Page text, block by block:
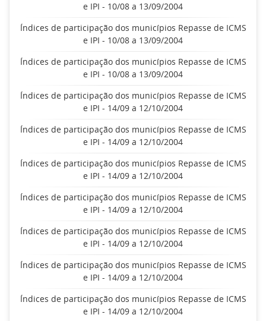
e IPI - 10/08 a 13/09/2004
Índices de participação dos municípios Repasse de ICMS
e IPI - 10/08 a 13/09/2004
Índices de participação dos municípios Repasse de ICMS
e IPI - 10/08 a 13/09/2004
Índices de participação dos municípios Repasse de ICMS
e IPI - 14/09 a 12/10/2004
Índices de participação dos municípios Repasse de ICMS
e IPI - 14/09 a 12/10/2004
Índices de participação dos municípios Repasse de ICMS
e IPI - 14/09 a 12/10/2004
Índices de participação dos municípios Repasse de ICMS
e IPI - 14/09 a 12/10/2004
Índices de participação dos municípios Repasse de ICMS
e IPI - 14/09 a 12/10/2004
Índices de participação dos municípios Repasse de ICMS
e IPI - 14/09 a 12/10/2004
Índices de participação dos municípios Repasse de ICMS
e IPI - 14/09 a 12/10/2004